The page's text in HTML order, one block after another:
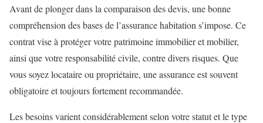
Avant de plonger dans la comparaison des devis, une bonne
compréhension des bases de l’assurance habitation s’impose. Ce
contrat vise à protéger votre patrimoine immobilier et mobilier,
ainsi que votre responsabilité civile, contre divers risques. Que
vous soyez locataire ou propriétaire, une assurance est souvent
obligatoire et toujours fortement recommandée.
Les besoins varient considérablement selon votre statut et le type